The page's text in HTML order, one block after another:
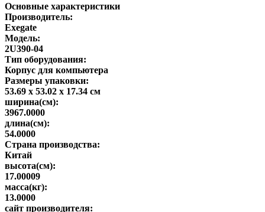
Основные характеристики
Производитель:
Exegate
Модель:
2U390-04
Тип оборудования:
Корпус для компьютера
Размеры упаковки:
53.69 x 53.02 x 17.34 см
ширина(см):
3967.0000
длина(см):
54.0000
Страна производства:
Китай
высота(см):
17.00009
масса(кг):
13.0000
сайт производителя: